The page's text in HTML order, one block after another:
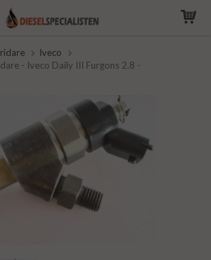
Iveco
- Iveco Daily III Furgons 2.8 -